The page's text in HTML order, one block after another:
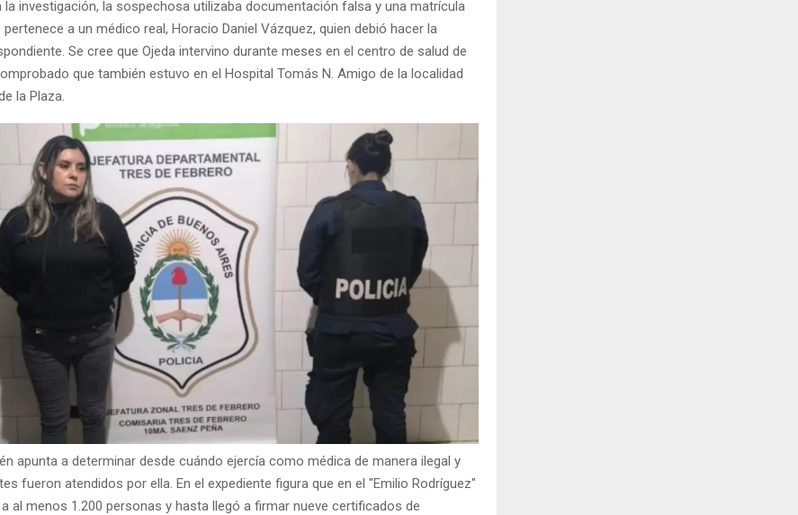
la investigación, la sospechosa utilizaba documentación falsa y una matrícula
a un médico real, Horacio Daniel Vázquez, quien debió hacer la
Se cree que Ojeda intervino durante meses en el centro de salud de
que también estuvo en el Hospital Tomás N. Amigo de la localidad
la Plaza.
apunta a determinar desde cuándo ejercía como médica de manera ilegal y
fueron atendidos por ella. En el expediente figura que en el "Emilio Rodríguez"
al menos 1.200 personas y hasta llegó a firmar nueve certificados de